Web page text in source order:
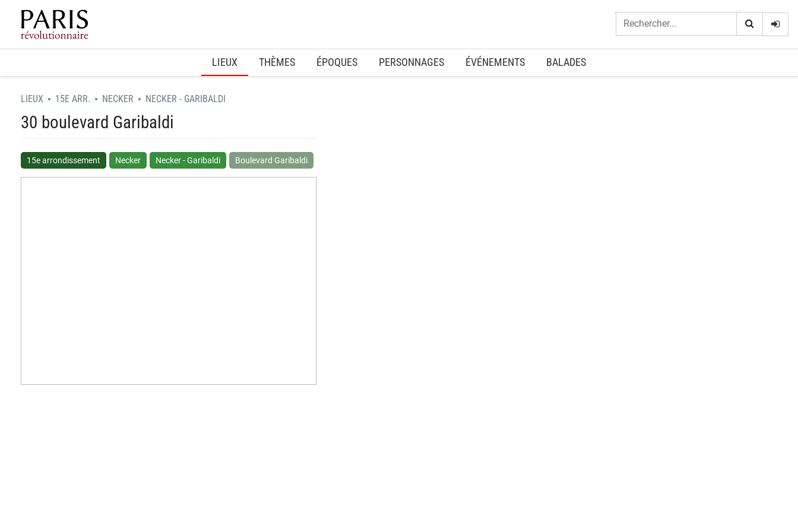
Home
LIEUX THÈMES ÉPOQUES PERSONNAGES ÉVÉNEMENTS BALADES
LIEUX 15E ARR. NECKER NECKER - GARIBALDI
30 boulevard Garibaldi
15e arrondissement Necker Necker - Garibaldi Boulevard Garibaldi